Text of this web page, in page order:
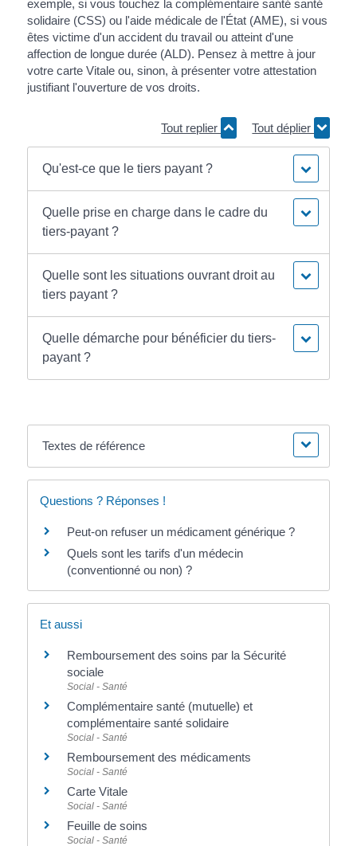
exemple, si vous touchez la complémentaire santé santé
solidaire (CSS) ou l'aide médicale de l'État (AME), si vous
êtes victime d'un accident du travail ou atteint d'une
affection de longue durée (ALD). Pensez à mettre à jour
votre carte Vitale ou, sinon, à présenter votre attestation
justifiant l'ouverture de vos droits.
Tout replier Tout déplier
Qu'est-ce que le tiers payant ?
Quelle prise en charge dans le cadre du
tiers-payant ?
Quelle sont les situations ouvrant droit au
tiers payant ?
Quelle démarche pour bénéficier du tiers-
payant ?
Textes de référence
Questions ? Réponses !
Peut-on refuser un médicament générique ?
Quels sont les tarifs d'un médecin
(conventionné ou non) ?
Et aussi
Remboursement des soins par la Sécurité
sociale
Social - Santé
Complémentaire santé (mutuelle) et
complémentaire santé solidaire
Social - Santé
Remboursement des médicaments
Social - Santé
Carte Vitale
Social - Santé
Feuille de soins
Social - Santé